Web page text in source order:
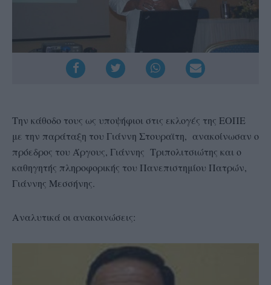
Την κάθοδο τους ως υποψήφιοι στις εκλογές της ΕΟΠΕ
με την παράταξη του Γιάννη Στουραϊτη, ανακοίνωσαν ο
πρόεδρος του Άργους, Γιάννης Τριπολιτσιώτης και ο
καθηγητής πληροφορικής του Πανεπιστημίου Πατρών,
Γιάννης Μεσσήνης.
Αναλυτικά οι ανακοινώσεις: